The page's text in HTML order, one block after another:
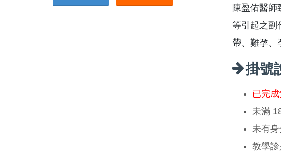
陳盈佑醫師
等引起之副
帶、難孕、
掛號
已完
未滿
未有
教學